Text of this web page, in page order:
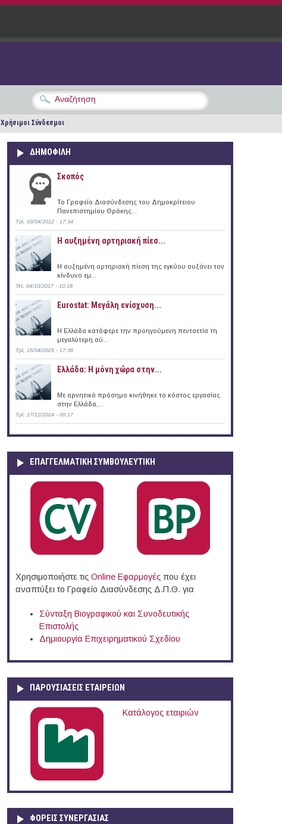
Χρήσιμοι Σύνδεσμοι
ΔΗΜΟΦΙΛΗ
Σκοπός
Το Γραφείο Διασύνδεσης του Δημοκρίτειου
Πανεπιστημίου Θράκης...
Τρί, 03/04/2012 - 17:34
Η αυξημένη αρτηριακή πίεσ...
Η αυξημένη αρτηριακή πίεση της εγκύου αυξάνει τον
κίνδυνο εμ...
Τετ, 04/10/2017 - 10:18
Eurostat: Μεγάλη ενίσχυση...
H Ελλάδα κατάφερε την προηγούμενη πενταετία τη
μεγαλύτερη αύ...
Τρί, 15/04/2025 - 17:38
Ελλάδα: Η μόνη χώρα στην...
Με αρνητικό πρόσημο κινήθηκε το κόστος εργασίας
στην Ελλάδα,...
Τρί, 17/12/2024 - 00:17
ΕΠΑΓΓΕΛΜΑΤΙΚΉ ΣΥΜΒΟΥΛΕΥΤΙΚΉ
Χρησιμοποιήστε τις Online Eφαρμογές που έχει
αναπτύξει το Γραφείο Διασύνδεσης Δ.Π.Θ. για
Σύνταξη Βιογραφικού και Συνοδευτικής
Επιστολής
Δημιουργία Επιχειρηματικού Σχεδίου
ΠΑΡΟΥΣΙΆΣΕΙΣ ΕΤΑΙΡΕΙΏΝ
Κατάλογος εταιριών
ΦΟΡΕΙΣ ΣΥΝΕΡΓΑΣΙΑΣ